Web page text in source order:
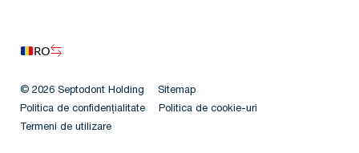
RO
© 2026 Septodont Holding
Sitemap
Politica de confidențialitate
Politica de cookie-uri
Termeni de utilizare